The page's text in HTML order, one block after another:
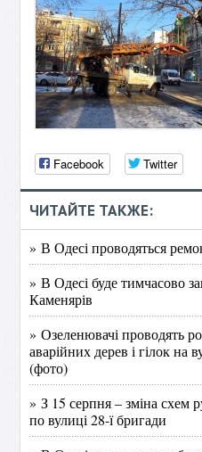
Facebook Twitter
ЧИТАЙТЕ ТАКЖЕ:
» В Одесі проводяться
» В Одесі буде тимчасово
Каменярів
» Озеленювачі проводять
аварійних дерев і гілок на
(фото)
» З 15 серпня – зміна схем
по вулиці 28-ї бригади